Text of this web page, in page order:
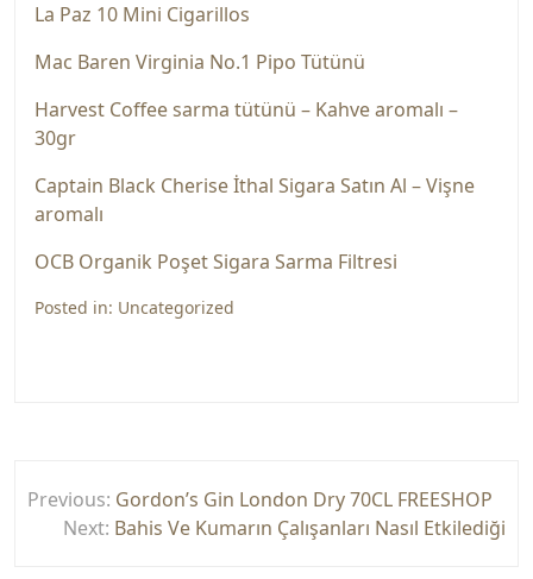
La Paz 10 Mini Cigarillos
Mac Baren Virginia No.1 Pipo Tütünü
Harvest Coffee sarma tütünü – Kahve aromalı –
30gr
Captain Black Cherise İthal Sigara Satın Al – Vişne
aromalı
OCB Organik Poşet Sigara Sarma Filtresi
Posted in: Uncategorized
gezinmesi
Previous: Gordon’s Gin London Dry 70CL FREESHOP
Next: Bahis Ve Kumarın Çalışanları Nasıl Etkilediği